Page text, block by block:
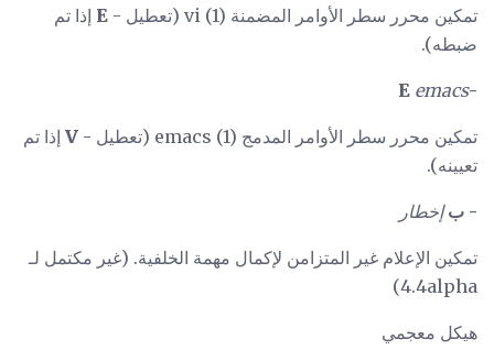
تمكين محرر سطر الأوامر المضمنة vi (1) (تعطيل - E إذا تم
ضبطه).
-E
emacs
تمكين محرر سطر الأوامر المدمج emacs (1) (تعطيل - V إذا تم
تعيينه).
- ب إخطار
تمكين الإعلام غير المتزامن لإكمال مهمة الخلفية. (غير مكتمل لـ
4.4alpha)
هيكل معجمي